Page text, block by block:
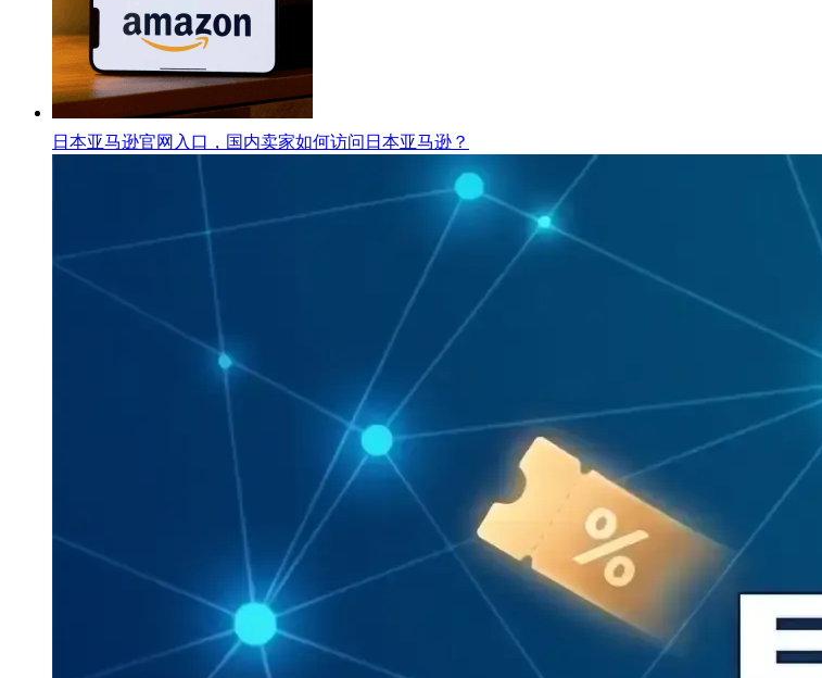
日本亚马逊官网入口，国内卖家如何访问日本亚马逊？